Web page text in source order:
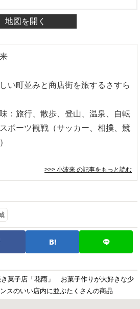
地図を開く
い町並みと商店街を旅するさすら
：旅行、散歩、登山、温泉、自転
ポーツ観戦（サッカー、相撲、競
>>> 小波来 の記事をもっと読む
き菓子店「花雨」 お菓子作りが大好きな少
スのいい店内に並ぶたくさんの商品